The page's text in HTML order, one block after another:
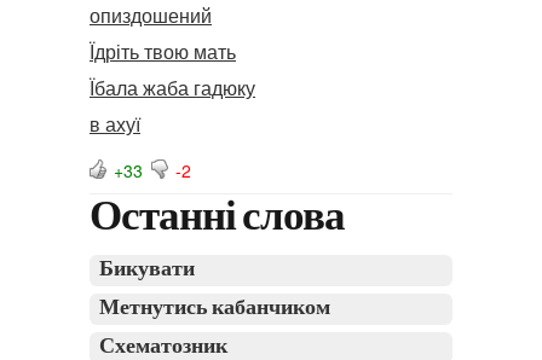
опиздошений
Їдріть твою мать
Їбала жаба гадюку
в ахуї
+33 -2
Останні слова
Бикувати
Метнутись кабанчиком
Схематозник